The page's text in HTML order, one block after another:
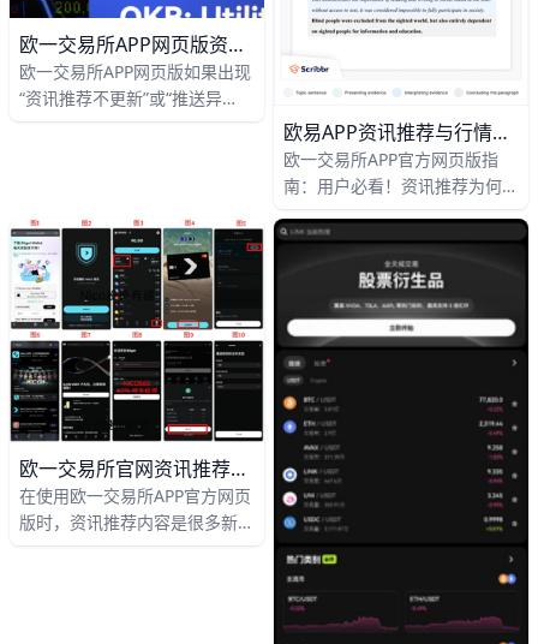
流入超过150亿美元、美联储降
息预期升温、以及全球数字经济
规模突破3万亿美元。根据欧义
欧一交易所APP网页版资讯不更新？推送异常原因与解决办法全攻略
欧一交易所APP网页版如果出现
“资讯推荐不更新”或“推送异
时前的内容、明明大盘剧烈波动
却没有任何新推送等。遇到这种
情况，不代表你的账户有问题，
一般通过简单的排查和设置调
整，就可以在几分钟内恢复正常
使用体验，让资讯和推送重新保
持实时更新。
欧易APP资讯推荐与行情不一致？90%用户不知道的真相
欧一交易所APP官方网页版指
南：用户必看！资讯推荐为何与
易的世界里，欧易（OKX）作为
全球领先的数字资产交易平台，
已经服务超过 5000 万用户，支
持 100 多个国家地区的投资者
进行比特币、以太坊等主流币种
的现货和衍生品交易。许多用户
在接触欧易 APP 官方网页版时
都会遇到一个常见的困惑：为什
么平台推荐的资讯内容与实时行
情不一致？这个问题其实非常正
常，下面就是用简单语言为你详
细解释原因，并帮你找到正确的
使用方式。
欧一交易所官网资讯推荐怎么挑才靠谱？3分钟看懂筛选技巧
在使用欧一交易所APP官方网页
版时，资讯推荐内容是很多新手